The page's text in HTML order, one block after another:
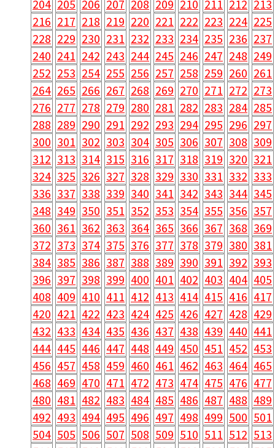
204 205 206 207 208 209 210 211 212 213
216 217 218 219 220 221 222 223 224 225
228 229 230 231 232 233 234 235 236 237
240 241 242 243 244 245 246 247 248 249
252 253 254 255 256 257 258 259 260 261
264 265 266 267 268 269 270 271 272 273
276 277 278 279 280 281 282 283 284 285
288 289 290 291 292 293 294 295 296 297
300 301 302 303 304 305 306 307 308 309
312 313 314 315 316 317 318 319 320 321
324 325 326 327 328 329 330 331 332 333
336 337 338 339 340 341 342 343 344 345
348 349 350 351 352 353 354 355 356 357
360 361 362 363 364 365 366 367 368 369
372 373 374 375 376 377 378 379 380 381
384 385 386 387 388 389 390 391 392 393
396 397 398 399 400 401 402 403 404 405
408 409 410 411 412 413 414 415 416 417
420 421 422 423 424 425 426 427 428 429
432 433 434 435 436 437 438 439 440 441
444 445 446 447 448 449 450 451 452 453
456 457 458 459 460 461 462 463 464 465
468 469 470 471 472 473 474 475 476 477
480 481 482 483 484 485 486 487 488 489
492 493 494 495 496 497 498 499 500 501
504 505 506 507 508 509 510 511 512 513